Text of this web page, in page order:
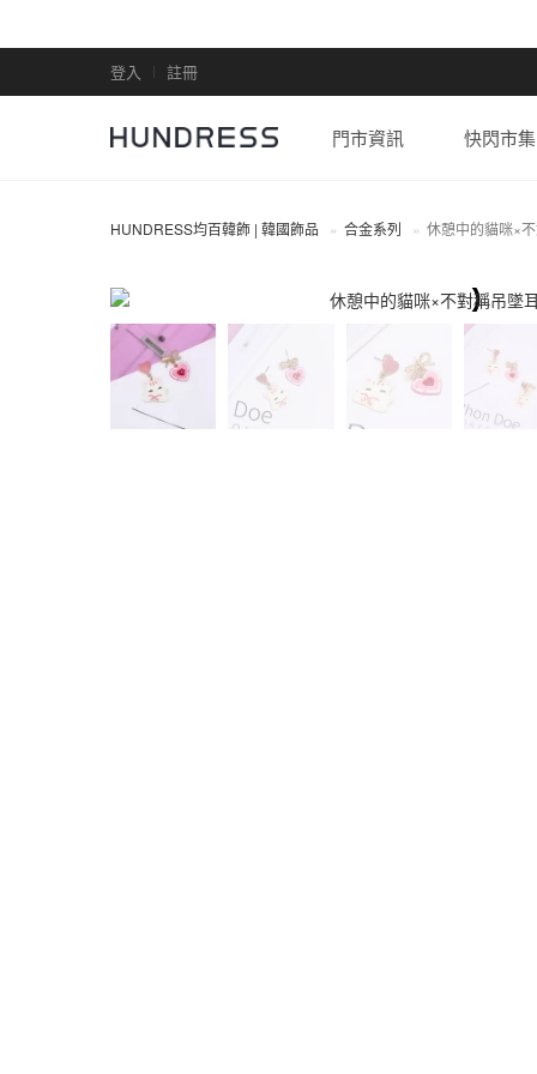
登入 註冊
門市資訊 快閃市集
HUNDRESS均百韓飾 | 韓國飾品 合金系列 休憩中的貓咪×